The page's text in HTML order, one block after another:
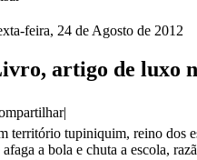
feira, 24 de Agosto de 2012
artigo de luxo
|
território tupiniquim, reino dos
afaga a bola e chuta a escola,